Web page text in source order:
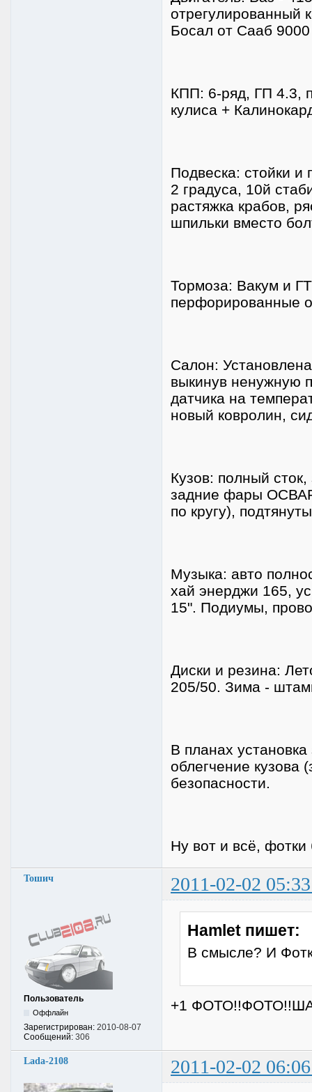
отрегулированный
Босал от Сааб 9000
КПП: 6-ряд, ГП 4.3,
кулиса +
Подвеска: стойки
2 градуса, 10й
растяжка крабов,
шпильки вместо
Тормоза: Вакум и
перфорированные
Салон:
выкинув ненужную
датчика на
новый ковролин,
Кузов: полный
задние фары
по кругу),
Музыка: авто
хай энерджи 165,
15". Подиумы,
Диски и резина:
205/50. Зима -
В планах
облегчение кузова
безопасности.
Ну вот и всё, фотки
Тошич 2011-02-02
Пользователь
Оффлайн
Зарегистрирован: 2010-08-07
Сообщений: 306
Hamlet пишет:
В смысле? И
+1
Lada-2108 2011-02-02